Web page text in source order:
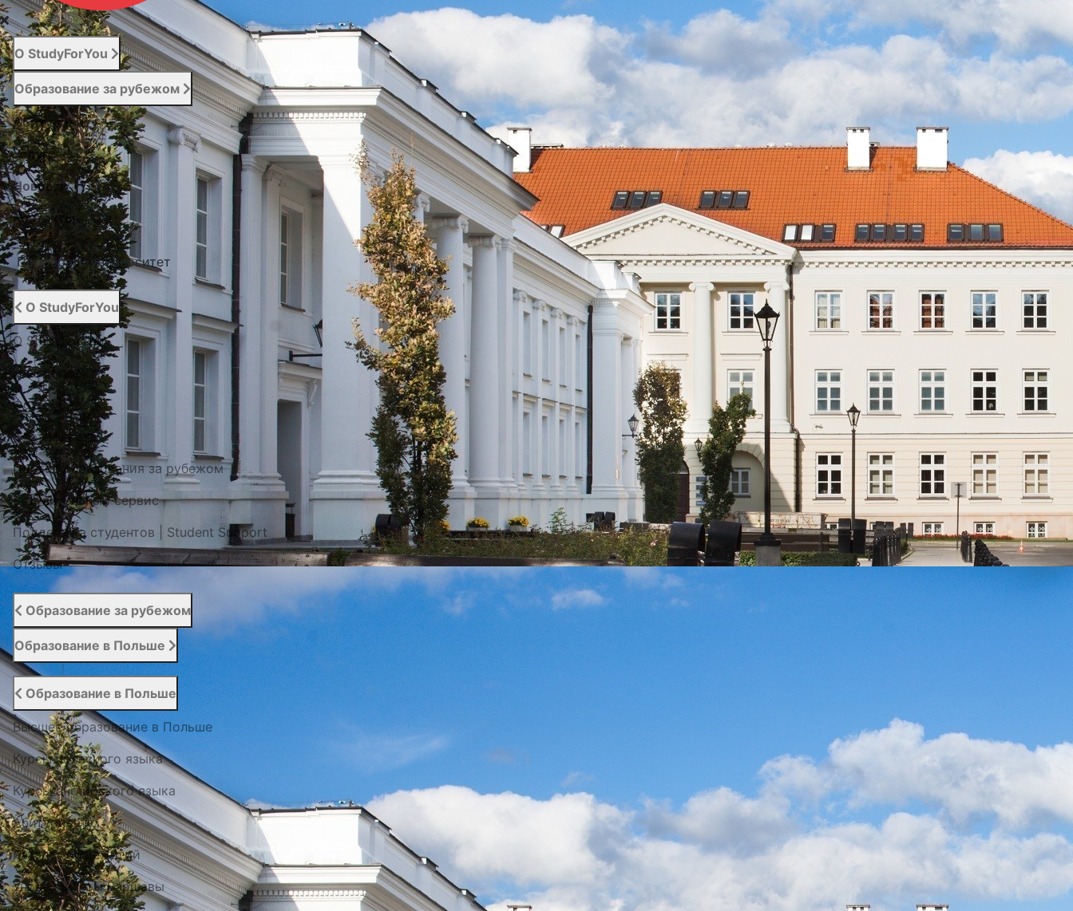
О StudyForYou
Образование за рубежом
Абитуриенту
Услуги
Новости
Контакты
Подобрать университет
О StudyForYou
О StudyForYou
Наши проекты
Фото / Видео
Cертификаты
Портал образования за рубежом
Вступительный сервис
Поддержка студентов | Student Support
Отзывы
Образование за рубежом
Образование в Польше
Образование в Польше
Высшее образование в Польше
Курсы польского языка
Курсы английского языка
Абитуриенту
Каталог общежитий
Университеты Варшавы